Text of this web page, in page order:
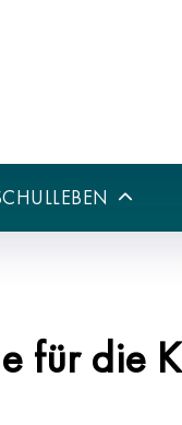
für die